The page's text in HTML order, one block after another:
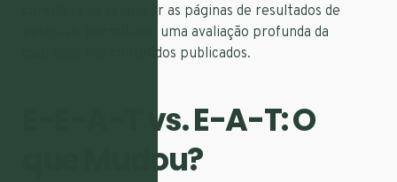
considera ao ranquear as páginas de resultados de
pesquisa, permitindo uma avaliação profunda da
qualidade dos conteúdos publicados.
E-E-A-T vs. E-A-T: O
que Mudou?